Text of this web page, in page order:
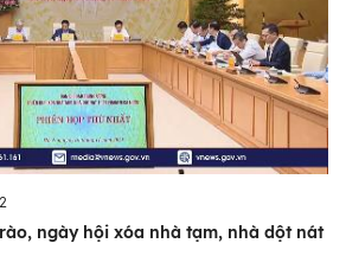
ngày hội xóa nhà tạm, nhà dột nát